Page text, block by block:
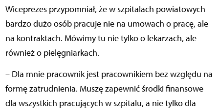
Wiceprezes przypomniał, że w szpitalach powiatowych
bardzo dużo osób pracuje nie na umowach o pracę, ale
na kontraktach. Mówimy tu nie tylko o lekarzach, ale
również o pielęgniarkach.
– Dla mnie pracownik jest pracownikiem bez względu na
formę zatrudnienia. Muszę zapewnić środki finansowe
dla wszystkich pracujących w szpitalu, a nie tylko dla